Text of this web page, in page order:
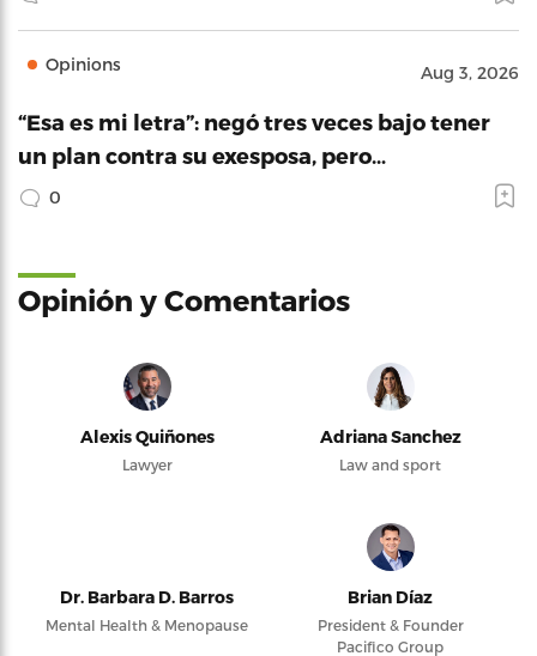
Opinions Aug 3, 2026
“Esa es mi letra”: negó tres veces bajo tener
un plan contra su exesposa, pero…
0
Opinión y Comentarios
Alexis Quiñones
Lawyer
Adriana Sanchez
Law and sport
Dr. Barbara D. Barros
Mental Health & Menopause
Brian Díaz
President & Founder
Pacifico Group